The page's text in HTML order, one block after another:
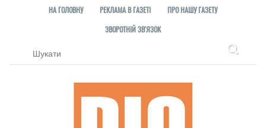
НА ГОЛОВНУ РЕКЛАМА В ГАЗЕТІ
ПРО НАШУ ГАЗЕТУ
ЗВОРОТНІЙ ЗВ'ЯЗОК